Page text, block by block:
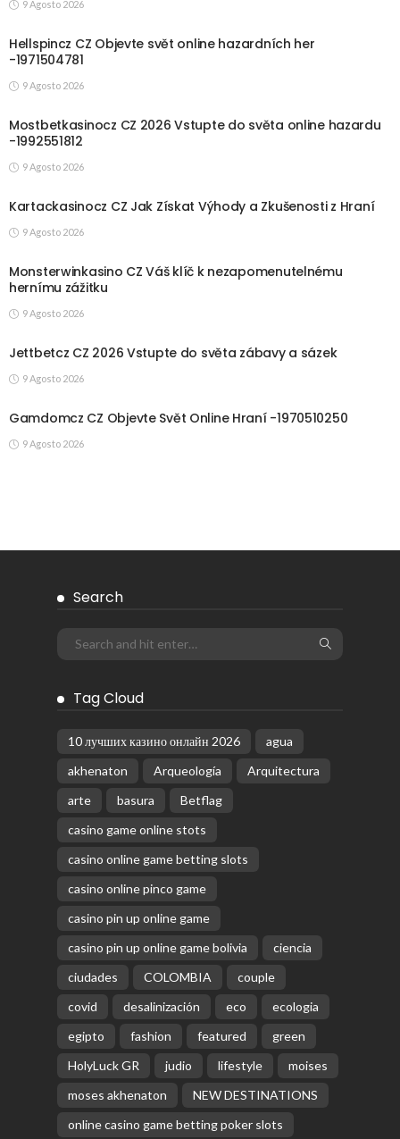
9 Agosto 2026
Hellspincz CZ Objevte svět online hazardních her
-1971504781
9 Agosto 2026
Mostbetkasinocz CZ 2026 Vstupte do světa online hazardu
-1992551812
9 Agosto 2026
Kartackasinocz CZ Jak Získat Výhody a Zkušenosti z Hraní
9 Agosto 2026
Monsterwinkasino CZ Váš klíč k nezapomenutelnému
hernímu zážitku
9 Agosto 2026
Jettbetcz CZ 2026 Vstupte do světa zábavy a sázek
9 Agosto 2026
Gamdomcz CZ Objevte Svět Online Hraní -1970510250
9 Agosto 2026
Search
Tag Cloud
10 лучших казино онлайн 2026
agua
akhenaton
Arqueología
Arquitectura
arte
basura
Betflag
casino game online stots
casino online game betting slots
casino online pinco game
casino pin up online game
casino pin up online game bolivia
ciencia
ciudades
COLOMBIA
couple
covid
desalinización eco
ecologia
egipto
fashion featured
green
HolyLuck GR
judio lifestyle
moises
moses akhenaton
NEW DESTINATIONS
online casino game betting poker slots